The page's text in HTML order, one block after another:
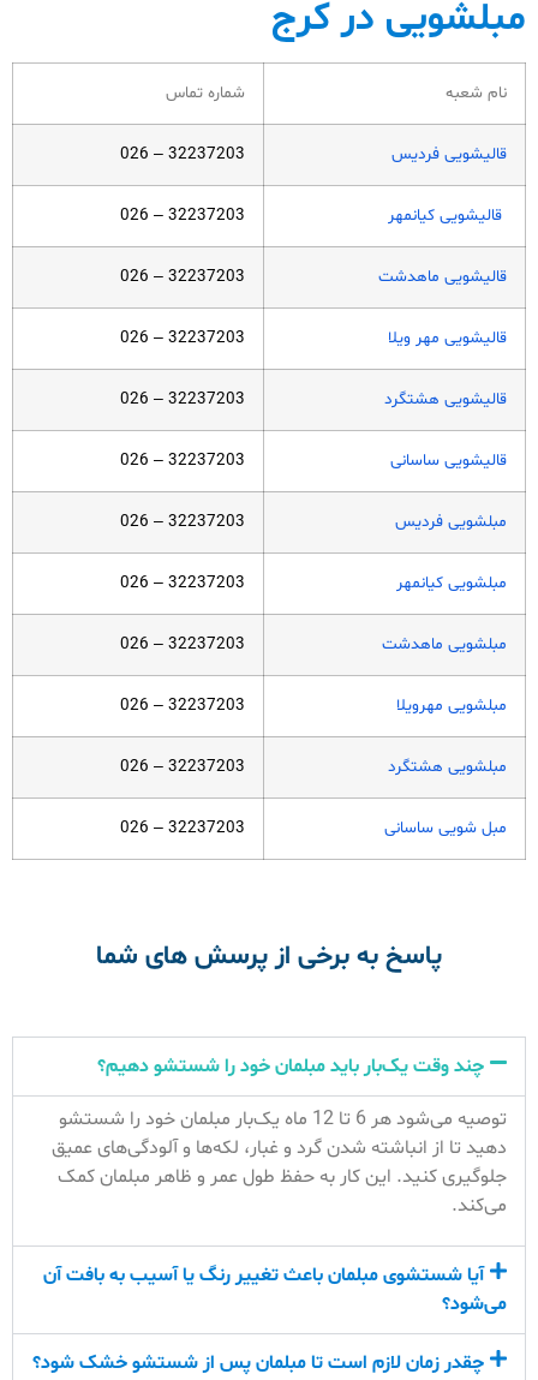
مبلشویی در کرج
نام شعبه شماره تماس
قالیشویی فردیس 32237203 – 026
قالیشویی کیانمهر 32237203 – 026
قالیشویی ماهدشت 32237203 – 026
قالیشویی مهر ویلا 32237203 – 026
قالیشویی هشتگرد 32237203 – 026
قالیشویی ساسانی 32237203 – 026
مبلشویی فردیس 32237203 – 026
مبلشویی کیانمهر 32237203 – 026
مبلشویی ماهدشت 32237203 – 026
مبلشویی مهرویلا 32237203 – 026
مبلشویی هشتگرد 32237203 – 026
مبل شویی ساسانی 32237203 – 026
پاسخ به برخی از پرسش های شما
چند وقت یک‌بار باید مبلمان خود را شستشو دهیم؟
توصیه می‌شود هر 6 تا 12 ماه یک‌بار مبلمان خود را شستشو
دهید تا از انباشته شدن گرد و غبار، لکه‌ها و آلودگی‌های عمیق
جلوگیری کنید. این کار به حفظ طول عمر و ظاهر مبلمان کمک
می‌کند.
آیا شستشوی مبلمان باعث تغییر رنگ یا آسیب به بافت آن
می‌شود؟
چقدر زمان لازم است تا مبلمان پس از شستشو خشک شود؟